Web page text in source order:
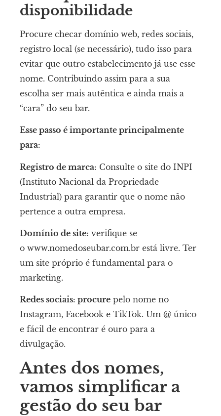
disponibilidade
Procure checar domínio web, redes sociais,
registro local (se necessário), tudo isso para
evitar que outro estabelecimento já use esse
nome. Contribuindo assim para a sua
escolha ser mais autêntica e ainda mais a
“cara” do seu bar.
Esse passo é importante principalmente
para:
Registro de marca: Consulte o site do INPI
(Instituto Nacional da Propriedade
Industrial) para garantir que o nome não
pertence a outra empresa.
Domínio de site: verifique se
o www.nomedoseubar.com.br está livre. Ter
um site próprio é fundamental para o
marketing.
Redes sociais: procure pelo nome no
Instagram, Facebook e TikTok. Um @ único
e fácil de encontrar é ouro para a
divulgação.
Antes dos nomes,
vamos simplificar a
gestão do seu bar